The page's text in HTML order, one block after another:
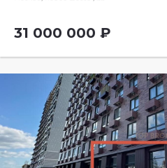
31 000 000 ₽